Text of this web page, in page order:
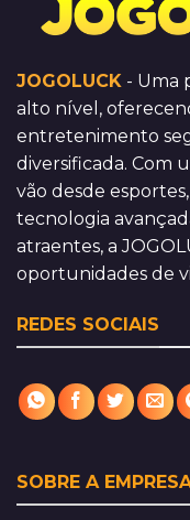
JOGOLUCK - Uma
alto nível,
entretenimento
diversificada. Com
vão desde
tecnologia
atraentes, a
oportunidades de
REDES SOCIAIS
SOBRE A